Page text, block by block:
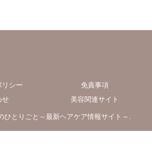
リシー
免責事項
せ
美容関連サイト
とりごと～最新ヘアケア情報サイト～.